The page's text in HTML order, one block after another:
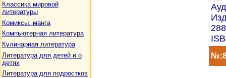
Классика мировой
литературы
Комиксы, манга
Компьютерная литература
Кулинарная литература
Литература для детей и о
детях
Литература для подростков